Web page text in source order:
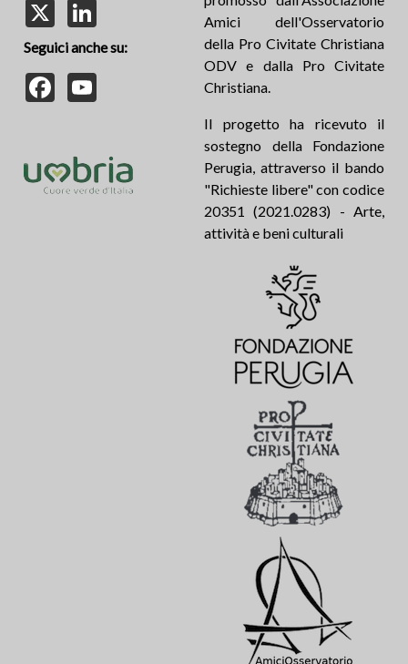
Seguici anche su:
Facebook
Amici dell'Osservatorio
della Pro Civitate Christiana
ODV e dalla Pro Civitate
Christiana.
Il progetto ha ricevuto il
sostegno della Fondazione
Perugia, attraverso il bando
"Richieste libere" con codice
20351 (2021.0283) - Arte,
attività e beni culturali